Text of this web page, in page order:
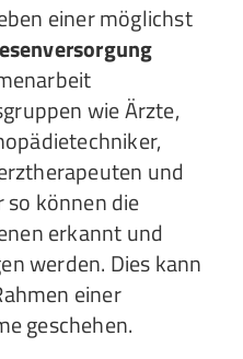
einer möglichst
wie Ärzte,
und
können die
erkannt und
werden. Dies kann
einer
geschehen.